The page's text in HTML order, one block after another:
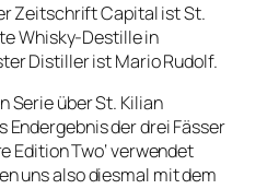
Zeitschrift Capital ist St.
Whisky-Destille in
Distiller ist Mario Rudolf.
Serie über St. Kilian
Endergebnis der drei Fässer
Edition Two‘ verwendet
uns also diesmal mit dem